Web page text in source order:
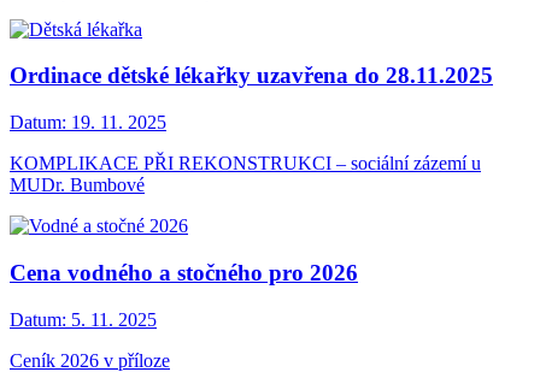
Ordinace dětské lékařky uzavřena do 28.11.2025
Datum: 19. 11. 2025
KOMPLIKACE PŘI REKONSTRUKCI – sociální zázemí u
MUDr. Bumbové
Cena vodného a stočného pro 2026
Datum: 5. 11. 2025
Ceník 2026 v příloze